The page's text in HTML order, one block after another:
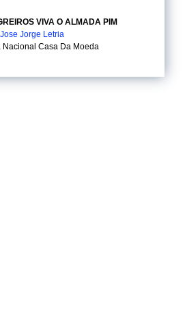
VIVA O ALMADA PIM
Jose Jorge Letria
Nacional Casa Da Moeda